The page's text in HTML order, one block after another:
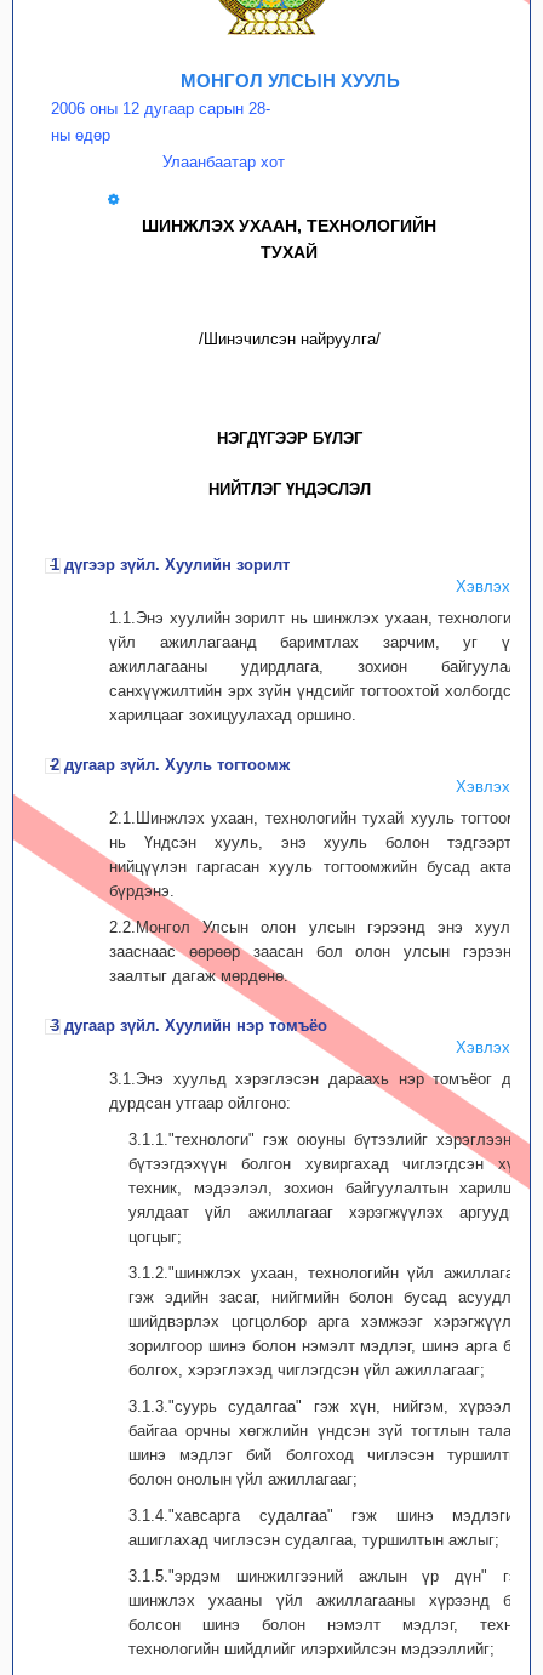
МОНГОЛ УЛСЫН ХУУЛЬ
2006 оны 12 дугаар сарын 28-
ны өдөр
Улаанбаатар хот
ШИНЖЛЭХ УХААН, ТЕХНОЛОГИЙН
ТУХАЙ
/Шинэчилсэн найруулга/
НЭГДҮГЭЭР БҮЛЭГ
НИЙТЛЭГ ҮНДЭСЛЭЛ
1 дүгээр зүйл. Хуулийн зорилт
Хэвлэх
1.1.Энэ хуулийн зорилт нь шинжлэх ухаан, технологийн
үйл ажиллагаанд баримтлах зарчим, уг үйл
ажиллагааны удирдлага, зохион байгуулалт,
санхүүжилтийн эрх зүйн үндсийг тогтоохтой холбогдсон
харилцааг зохицуулахад оршино.
2 дугаар зүйл. Хууль тогтоомж
Хэвлэх
2.1.Шинжлэх ухаан, технологийн тухай хууль тогтоомж
нь Үндсэн хууль, энэ хууль болон тэдгээртэй
нийцүүлэн гаргасан хууль тогтоомжийн бусад актаас
бүрдэнэ.
2.2.Монгол Улсын олон улсын гэрээнд энэ хуульд
зааснаас өөрөөр заасан бол олон улсын гэрээний
заалтыг дагаж мөрдөнө.
3 дугаар зүйл. Хуулийн нэр томъёо
Хэвлэх
3.1.Энэ хуульд хэрэглэсэн дараахь нэр томъёог дор
дурд­сан утгаар ойлгоно:
3.1.1."технологи" гэж оюуны бүтээлийг хэрэглээний
бүтээгдэхүүн болгон хувиргахад чиглэгдсэн хүн,
техник, мэдээлэл, зохион байгуулалтын харилцан
уялдаат үйл ажил­лагааг хэрэгжүүлэх аргуудын
цогцыг;
3.1.2."шинжлэх ухаан, технологийн үйл ажиллагаа"
гэж эдийн засаг, нийгмийн болон бусад асуудлыг
шийдвэрлэх цогцолбор арга хэмжээг хэрэгжүүлэх
зорилгоор шинэ болон нэмэлт мэдлэг, шинэ арга бий
болгох, хэрэглэхэд чиглэгдсэн үйл ажиллагааг;
3.1.3."суурь судалгаа" гэж хүн, нийгэм, хүрээлэн
байгаа орчны хөгжлийн үндсэн зүй тогтлын талаар
шинэ мэдлэг бий болгоход чиглэсэн туршилтын
болон онолын үйл ажиллагааг;
3.1.4."хавсарга судалгаа" гэж шинэ мэдлэгийг
ашиглахад чиглэсэн судалгаа, туршилтын ажлыг;
3.1.5."эрдэм шинжилгээний ажлын үр дүн" гэж
шинжлэх ухааны үйл ажил­лагааны хүрээнд бий
болсон шинэ болон нэмэлт мэдлэг, техник
технологийн шийдлийг илэрхийлсэн мэдээллийг;